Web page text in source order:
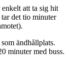
att ta sig hit
det tio minuter
ändhållplats.
minuter med buss.